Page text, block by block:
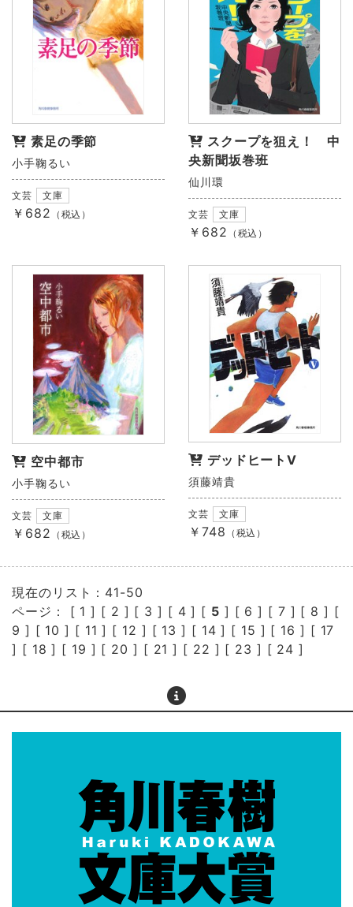
素足の季節
小手鞠るい
文芸 文庫
￥682 （税込）
スクープを狙え！ 中
央新聞坂巻班
仙川環
文芸 文庫
￥682 （税込）
空中都市
小手鞠るい
文芸 文庫
￥682 （税込）
デッドヒートⅤ
須藤靖貴
文芸 文庫
￥748 （税込）
現在のリスト：41-50
ページ： [ 1 ] [ 2 ] [ 3 ] [ 4 ] [ 5 ] [ 6 ] [ 7 ] [ 8 ] [
9 ] [ 10 ] [ 11 ] [ 12 ] [ 13 ] [ 14 ] [ 15 ] [ 16 ] [ 17
] [ 18 ] [ 19 ] [ 20 ] [ 21 ] [ 22 ] [ 23 ] [ 24 ]